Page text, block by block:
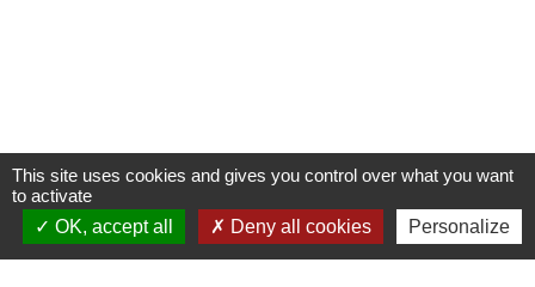
This site uses cookies and gives you control over what you want
to activate
OK, accept all
Deny all cookies Personalize